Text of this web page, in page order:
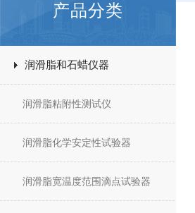
产品分类
润滑脂和石蜡仪器
润滑脂粘附性测试仪
润滑脂化学安定性试验器
润滑脂宽温度范围滴点试验器